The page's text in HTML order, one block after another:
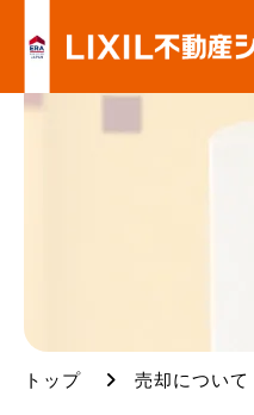
トップ 売却について